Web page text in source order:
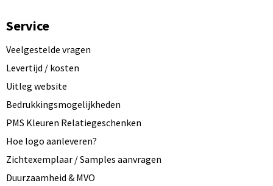
Service
Veelgestelde vragen
Levertijd / kosten
Uitleg website
Bedrukkingsmogelijkheden
PMS Kleuren Relatiegeschenken
Hoe logo aanleveren?
Zichtexemplaar / Samples aanvragen
Duurzaamheid & MVO